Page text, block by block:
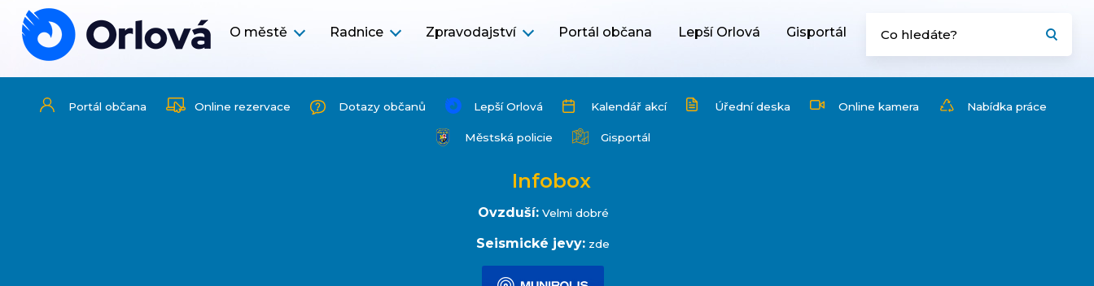
O městě Radnice Zpravodajství Portál občana Lepší Orlová Gisportál
Portál občana Online rezervace Dotazy občanů Lepší Orlová Kalendář akcí Úřední deska Online kamera Nabídka práce
Městská policie Gisportál
Infobox
Ovzduší: Velmi dobré
Seismické jevy: zde